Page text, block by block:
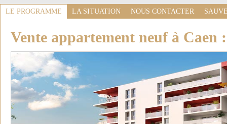
LE PROGRAMME LA SITUATION NOUS CONTACTER
Vente appartement neuf à Caen